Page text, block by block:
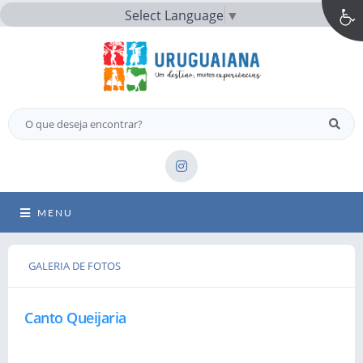
Select Language ▼
MENU
GALERIA DE FOTOS
Canto Queijaria